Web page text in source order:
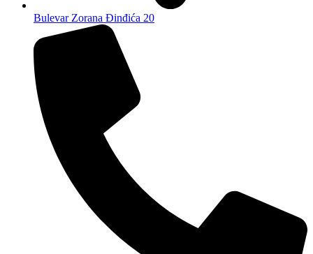
Bulevar Zorana Đinđića 20